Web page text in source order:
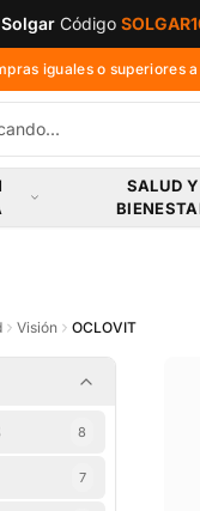
Código
iguales o superiores
SALUD Y
Visión OCLOVIT
8
7